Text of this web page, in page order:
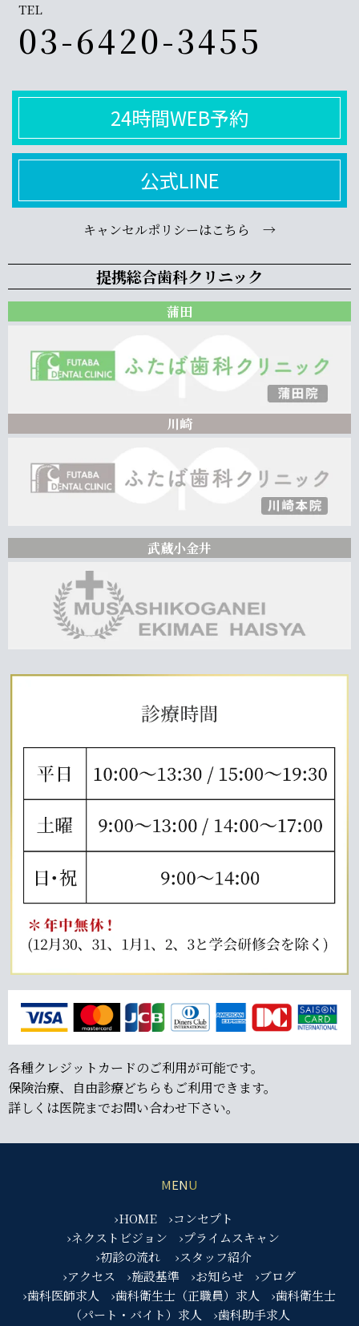
TEL
03-6420-3455
24時間WEB予約
公式LINE
キャンセルポリシーはこちら →
提携総合歯科クリニック
蒲田
川崎
武蔵小金井
各種クレジットカードのご利用が可能です。
保険治療、自由診療どちらもご利用できます。
詳しくは医院までお問い合わせ下さい。
MENU
›HOME
›コンセプト
›ネクストビジョン
›プライムスキャン
›初診の流れ
›スタッフ紹介
›アクセス
›施設基準 ›お知らせ
›ブログ
›歯科医師求人
›歯科衛生士（正職員）求人
›歯科衛生士
（パート・バイト）求人
›歯科助手求人